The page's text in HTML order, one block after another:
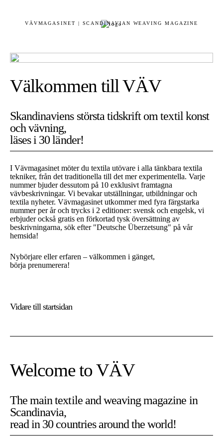
VÄVMAGASINET | SCANDINAVIAN WEAVING MAGAZINE
Välkommen till VÄV
Skandinaviens största tidskrift om textil konst
och vävning,
läses i 30 länder!
I Vävmagasinet möter du textila utövare i alla tänkbara textila
tekniker, från det traditionella till det mer experimentella. Varje
nummer bjuder dessutom på 10 exklusivt framtagna
vävbeskrivningar. Vi bevakar utställningar, utbildningar och
textila nyheter. Vävmagasinet utkommer med fyra färgstarka
nummer per år och trycks i 2 editioner: svensk och engelsk, vi
erbjuder också gratis en förkortad tysk översättning av
beskrivningarna, sök efter "Deutsche Überzetsung" på vår
hemsida!
Nybörjare eller erfaren – välkommen i gänget,
börja prenumerera!
Vidare till startsidan
Welcome to VÄV
The main textile and weaving magazine in
Scandinavia,
read in 30 countries around the world!